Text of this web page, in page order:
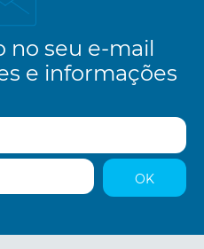
no seu e-mail
e informações
OK